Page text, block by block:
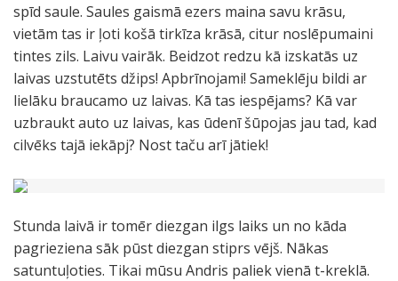
spīd saule. Saules gaismā ezers maina savu krāsu,
vietām tas ir ļoti košā tirkīza krāsā, citur noslēpumaini
tintes zils. Laivu vairāk. Beidzot redzu kā izskatās uz
laivas uzstutēts džips! Apbrīnojami! Sameklēju bildi ar
lielāku braucamo uz laivas. Kā tas iespējams? Kā var
uzbraukt auto uz laivas, kas ūdenī šūpojas jau tad, kad
cilvēks tajā iekāpj? Nost taču arī jātiek!
Stunda laivā ir tomēr diezgan ilgs laiks un no kāda
pagrieziena sāk pūst diezgan stiprs vējš. Nākas
satuntuļoties. Tikai mūsu Andris paliek vienā t-kreklā.